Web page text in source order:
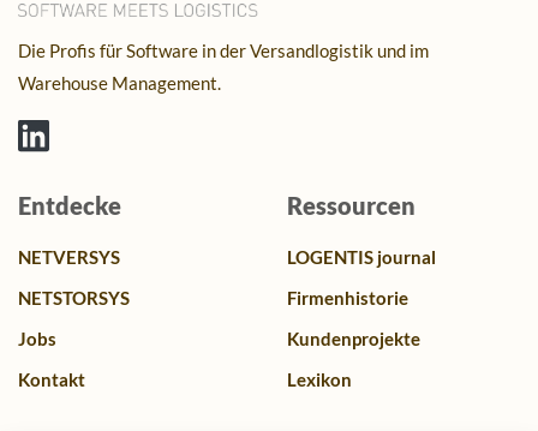
Die Profis für Software in der Versandlogistik und im
Warehouse Management.
Entdecke
NETVERSYS
NETSTORSYS
Jobs
Kontakt
Ressourcen
LOGENTIS journal
Firmenhistorie
Kundenprojekte
Lexikon